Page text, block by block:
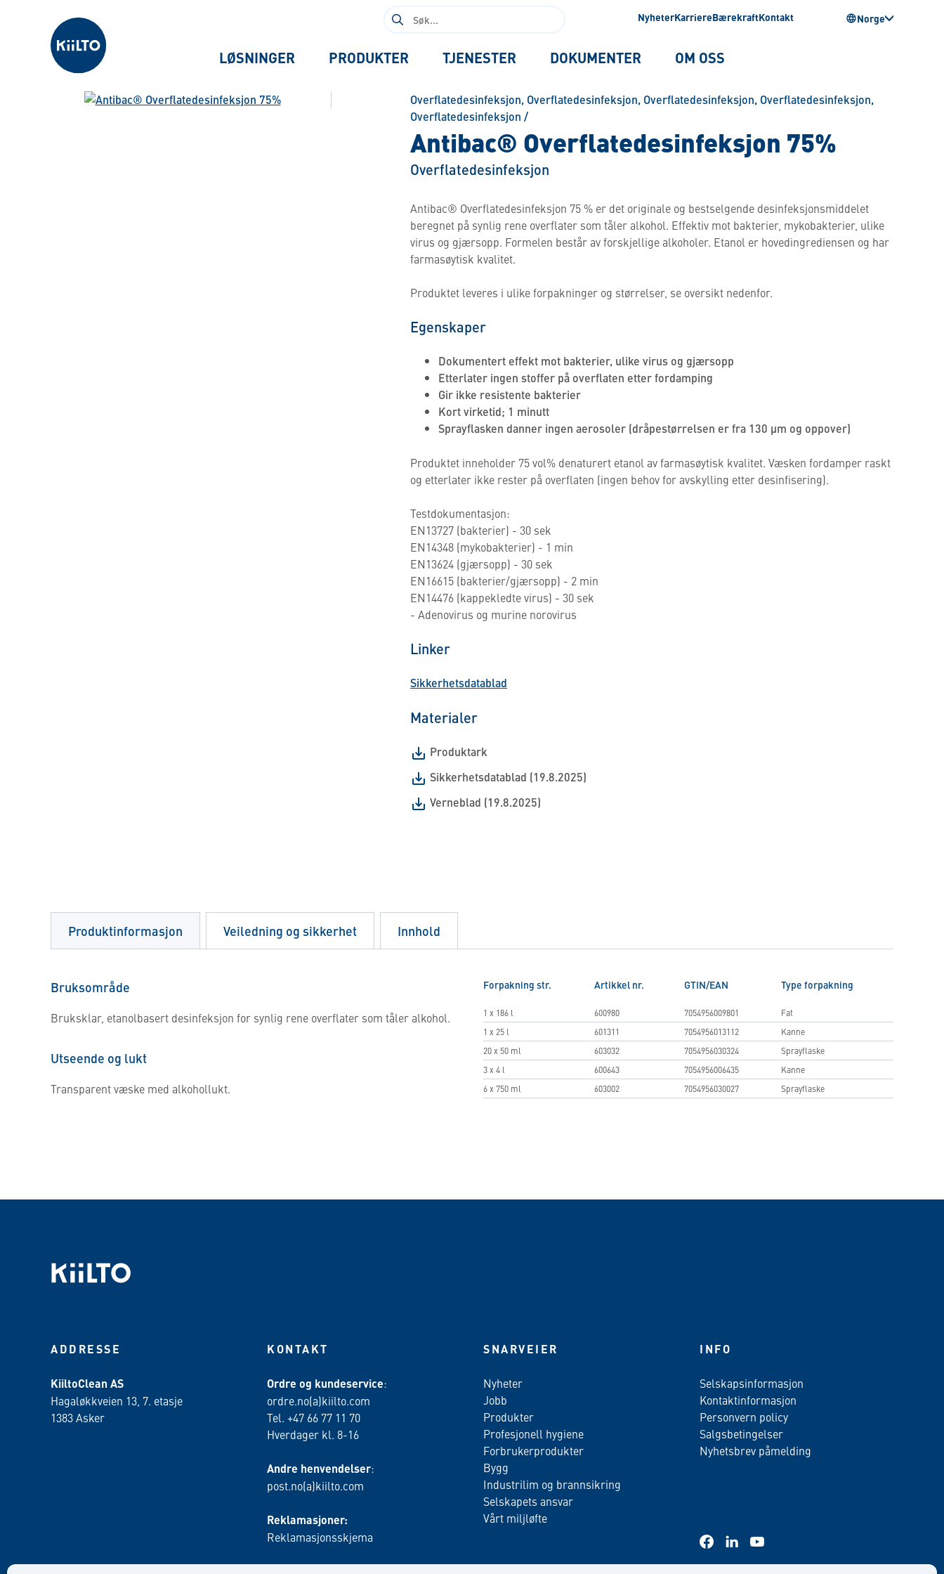
Kiilto Norway
Søk
etter:
NyheterKarriereBærekraftKontakt Norge
LØSNINGER PRODUKTER TJENESTER DOKUMENTER OM OSS
Overflatedesinfeksjon, Overflatedesinfeksjon, Overflatedesinfeksjon, Overflatedesinfeksjon,
Overflatedesinfeksjon /
Antibac® Overflatedesinfeksjon 75%
Overflatedesinfeksjon
Antibac® Overflatedesinfeksjon 75 % er det originale og bestselgende desinfeksjonsmiddelet
beregnet på synlig rene overflater som tåler alkohol. Effektiv mot bakterier, mykobakterier, ulike
virus og gjærsopp. Formelen består av forskjellige alkoholer. Etanol er hovedingrediensen og har
farmasøytisk kvalitet.
Produktet leveres i ulike forpakninger og størrelser, se oversikt nedenfor.
Egenskaper
Dokumentert effekt mot bakterier, ulike virus og gjærsopp
Etterlater ingen stoffer på overflaten etter fordamping
Gir ikke resistente bakterier
Kort virketid; 1 minutt
Sprayflasken danner ingen aerosoler (dråpestørrelsen er fra 130 µm og oppover)
Produktet inneholder 75 vol% denaturert etanol av farmasøytisk kvalitet. Væsken fordamper raskt
og etterlater ikke rester på overflaten (ingen behov for avskylling etter desinfisering).
Testdokumentasjon:
EN13727 (bakterier) - 30 sek
EN14348 (mykobakterier) - 1 min
EN13624 (gjærsopp) - 30 sek
EN16615 (bakterier/gjærsopp) - 2 min
EN14476 (kappekledte virus) - 30 sek
- Adenovirus og murine norovirus
Linker
Sikkerhetsdatablad
Materialer
Produktark
Sikkerhetsdatablad (19.8.2025)
Verneblad (19.8.2025)
Produktinformasjon
Bruksområde
Bruksklar, etanolbasert desinfeksjon for synlig rene overflater som tåler alkohol.
Utseende og lukt
Transparent væske med alkohollukt.
Forpakning str. Artikkel nr. GTIN/EAN Type forpakning
1 x 186 l 600980 7054956009801
Fat
1 x 25 l
601311 7054956013112
Kanne
20 x 50 ml
603032 7054956030324
Sprayflaske
3 x 4 l
600643 7054956006435
Kanne
6 x 750 ml
603002 7054956030027 Sprayflaske
Veiledning og sikkerhet Innhold
ADDRESSE
KiiltoClean AS
Hagaløkkveien 13, 7. etasje
1383 Asker
KONTAKT
Ordre og kundeservice:
ordre.no(a)kiilto.com
Tel. +47 66 77 11 70
Hverdager kl. 8-16
Andre henvendelser:
post.no(a)kiilto.com
Reklamasjoner:
Reklamasjonsskjema
SNARVEIER
Nyheter
Jobb
Produkter
Profesjonell hygiene
Forbrukerprodukter
Bygg
Industrilim og brannsikring
Selskapets ansvar
Vårt miljløfte
INFO
Selskapsinformasjon
Kontaktinformasjon
Personvern policy
Salgsbetingelser
Nyhetsbrev påmelding
facebooklinkedinyoutube